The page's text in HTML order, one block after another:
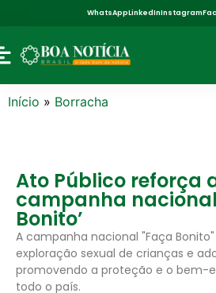
WhatsAppLinkedInInstagram
Início » Borracha
Ato Público reforça
campanha nacional
Bonito’
A campanha nacional "Faça
exploração sexual de crianças e
promovendo a proteção e o bem-
todo o país.